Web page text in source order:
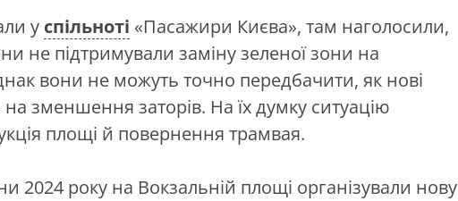
у спільноті «Пасажири Києва», там наголосили,
не підтримували заміну зеленої зони на
вони не можуть точно передбачити, як нові
зменшення заторів. На їх думку ситуацію
площі й повернення трамвая.
2024 року на Вокзальній площі організували нову